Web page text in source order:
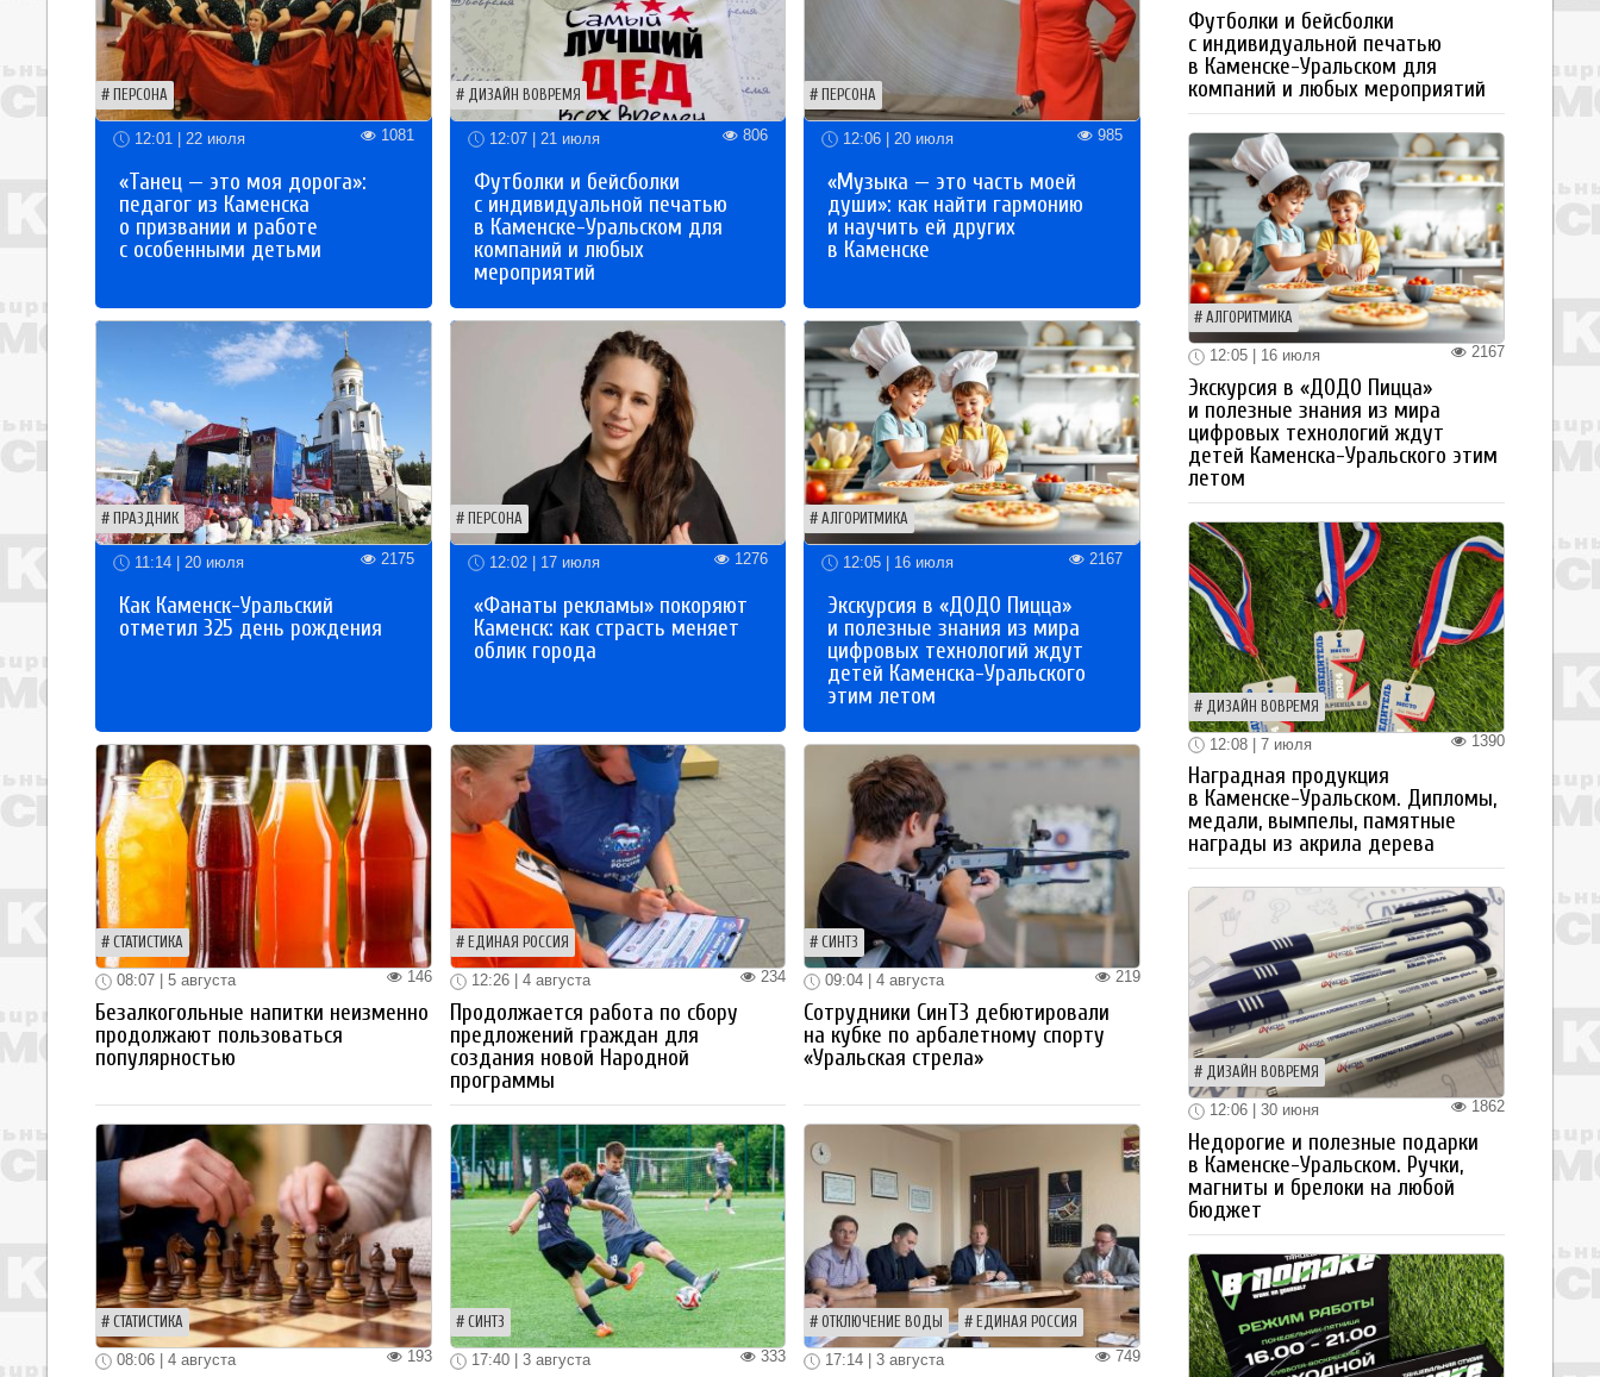
ПЕРСОНА
12:01 | 22 июля 1081
«Танец — это моя дорога»:
педагог из Каменска
о призвании и работе
с особенными детьми
ДИЗАЙН ВОВРЕМЯ
12:07 | 21 июля 806
Футболки и бейсболки
с индивидуальной печатью
в Каменске-Уральском для
компаний и любых
мероприятий
ПЕРСОНА
12:06 | 20 июля 985
«Музыка — это часть моей
души»: как найти гармонию
и научить ей других
в Каменске
ПРАЗДНИК
11:14 | 20 июля 2175
Как Каменск-Уральский
отметил 325 день рождения
ПЕРСОНА
12:02 | 17 июля 1276
«Фанаты рекламы» покоряют
Каменск: как страсть меняет
облик города
АЛГОРИТМИКА
12:05 | 16 июля 2167
Экскурсия в «ДОДО Пицца»
и полезные знания из мира
цифровых технологий ждут
детей Каменска-Уральского
этим летом
СТАТИСТИКА
146
08:07 | 5 августа
Безалкогольные напитки неизменно
продолжают пользоваться
популярностью
ЕДИНАЯ РОССИЯ
234
12:26 | 4 августа
Продолжается работа по сбору
предложений граждан для
создания новой Народной
программы
СИНТЗ
219
09:04 | 4 августа
Сотрудники СинТЗ дебютировали
на кубке по арбалетному спорту
«Уральская стрела»
СТАТИСТИКА
193
08:06 | 4 августа
СИНТЗ
333
17:40 | 3 августа
ОТКЛЮЧЕНИЕ ВОДЫ ЕДИНАЯ РОССИЯ
749
17:14 | 3 августа
Футболки и бейсболки
с индивидуальной печатью
в Каменске-Уральском для
компаний и любых мероприятий
АЛГОРИТМИКА
2167
12:05 | 16 июля
Экскурсия в «ДОДО Пицца»
и полезные знания из мира
цифровых технологий ждут
детей Каменска-Уральского этим
летом
ДИЗАЙН ВОВРЕМЯ
1390
12:08 | 7 июля
Наградная продукция
в Каменске-Уральском. Дипломы,
медали, вымпелы, памятные
награды из акрила дерева
ДИЗАЙН ВОВРЕМЯ
1862
12:06 | 30 июня
Недорогие и полезные подарки
в Каменске-Уральском. Ручки,
магниты и брелоки на любой
бюджет